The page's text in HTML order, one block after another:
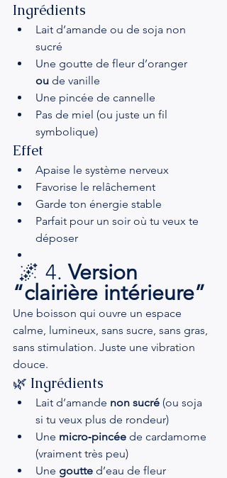
Ingrédients
Lait d’amande ou de soja non
sucré
Une goutte de fleur d’oranger
ou de vanille
Une pincée de cannelle
Pas de miel (ou juste un fil
symbolique)
Effet
Apaise le système nerveux
Favorise le relâchement
Garde ton énergie stable
Parfait pour un soir où tu veux te
déposer
🌌 4. Version
“clairière intérieure”
Une boisson qui ouvre un espace
calme, lumineux, sans sucre, sans gras,
sans stimulation. Juste une vibration
douce.
🌿 Ingrédients
Lait d’amande non sucré (ou soja
si tu veux plus de rondeur)
Une micro‑pincée de cardamome
(vraiment très peu)
Une goutte d’eau de fleur